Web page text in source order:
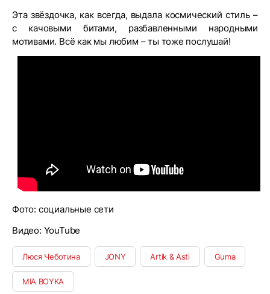
Эта звёздочка, как всегда, выдала космический стиль –
с качовыми битами, разбавленными народными
мотивами. Всё как мы любим – ты тоже послушай!
Фото: социальные сети
Видео: YouTube
Люся Чеботина JONY Artik & Asti Guma
MIA BOYKA